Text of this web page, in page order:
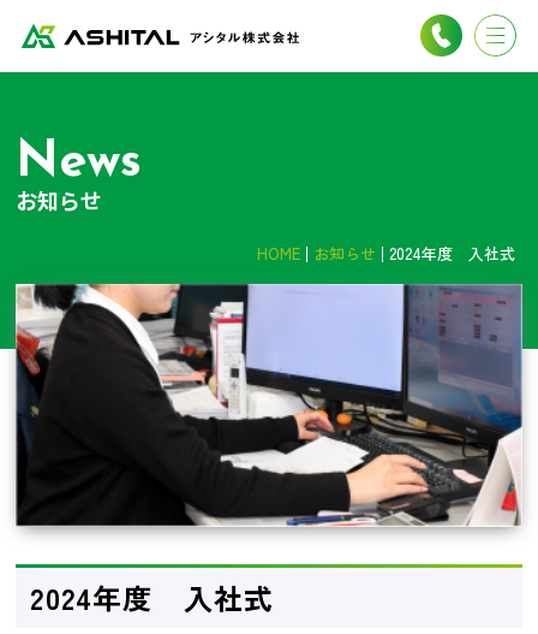
News
お知らせ
HOME お知らせ 2024年度 入社式
2024年度 入社式